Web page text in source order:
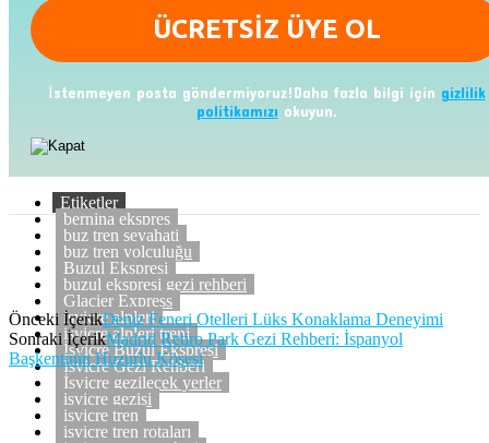
İstenmeyen posta göndermiyoruz!Daha fazla bilgi için gizlilik
politikamızı okuyun.
Etiketler
bernina ekspres
buz tren seyahati
buz tren yolculuğu
Buzul Ekspresi
buzul ekspresi gezi rehberi
Glacier Express
isviçre alpleri
isviçre alpleri treni
İsviçre Buzul Ekspresi
İsviçre Gezi Rehberi
İsviçre gezilecek yerler
isvicre gezisi
isviçre tren
isviçre tren rotaları
Önceki İçerikDeniz Feneri Otelleri Lüks Konaklama Deneyimi
Sonraki İçerikMadrid Retiro Park Gezi Rehberi: İspanyol
Başkentinin Huzurlu Köşesi